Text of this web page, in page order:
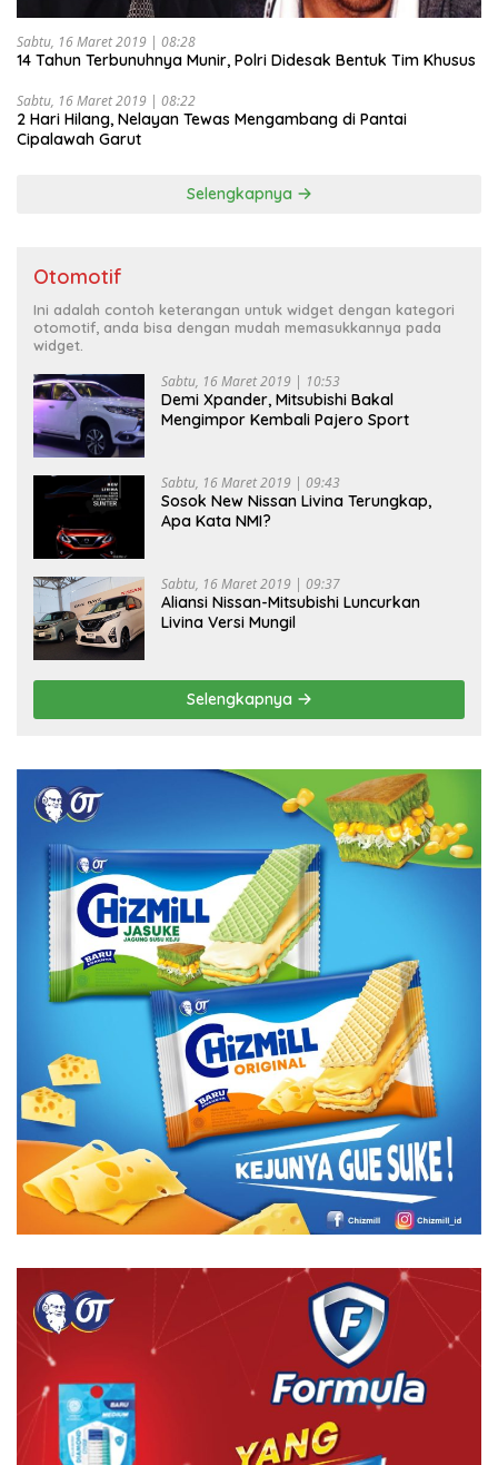
Sabtu, 16 Maret 2019 | 08:28
14 Tahun Terbunuhnya Munir, Polri Didesak Bentuk Tim Khusus
Sabtu, 16 Maret 2019 | 08:22
2 Hari Hilang, Nelayan Tewas Mengambang di Pantai
Cipalawah Garut
Selengkapnya
Otomotif
Ini adalah contoh keterangan untuk widget dengan kategori
otomotif, anda bisa dengan mudah memasukkannya pada
widget.
Sabtu, 16 Maret 2019 | 10:53
Demi Xpander, Mitsubishi Bakal
Mengimpor Kembali Pajero Sport
Sabtu, 16 Maret 2019 | 09:43
Sosok New Nissan Livina Terungkap,
Apa Kata NMI?
Sabtu, 16 Maret 2019 | 09:37
Aliansi Nissan-Mitsubishi Luncurkan
Livina Versi Mungil
Selengkapnya